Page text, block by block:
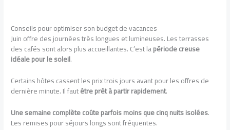
Conseils pour optimiser son budget de vacances
Juin offre des journées très longues et lumineuses. Les terrasses
des cafés sont alors plus accueillantes. C’est lapériode creuse
idéale pour le soleil.
Certains hôtes cassent les prix trois jours avant pour les offres de
dernière minute. Il fautêtre prêt à partir rapidement.
Une semaine complète coûte parfois moins que cinq nuits isolées.
Les remises pour séjours longs sont fréquentes.